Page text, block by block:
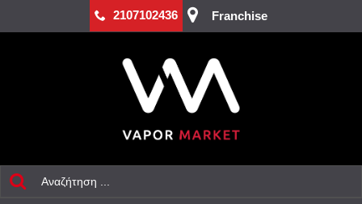
2107102436 Franchise